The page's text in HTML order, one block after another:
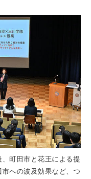
町田市と花王による提
への波及効果など、つ